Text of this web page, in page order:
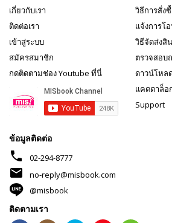
เกี่ยวกับเรา
ติดต่อเรา
เข้าสู่ระบบ
สมัครสมาชิก
กดติดตามช่อง Youtube ที่นี่
วิธีการสั่ง
แจ้งการโ
วิธีจัดส่งสิ
ตรวจสอบ
ดาวน์โหล
แคตตาล็อ
Support
ข้อมูลติดต่อ
phone 02-294-8777
mail
no-reply@misbook.com
@misbook
ติดตามเรา